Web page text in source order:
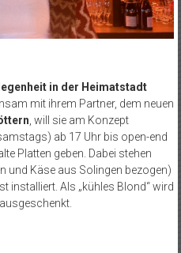
in der Heimatstadt
mit ihrem Partner, dem neuen
, will sie am Konzept
ab 17 Uhr bis open-end
Platten geben. Dabei stehen
und Käse aus Solingen bezogen)
installiert. Als „kühles Blond“ wird